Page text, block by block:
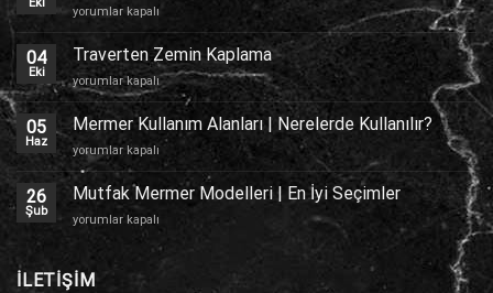
Eki
Mermer
Dış
Cephe
Kaplama
için
yorumlar kapalı
04
Eki
Traverten Zemin Kaplama
Traverten
Zemin
Kaplama
yorumlar kapalı
05
Haz
Mermer Kullanım Alanları | Nerelerde Kullanılır?
Mermer
Kullanım
Alanları
Nerelerde
yorumlar kapalı
26
Şub
Mutfak Mermer Modelleri | En İyi Seçimler
Mutfak
Mermer
|
yorumlar kapalı
İLETİŞİM